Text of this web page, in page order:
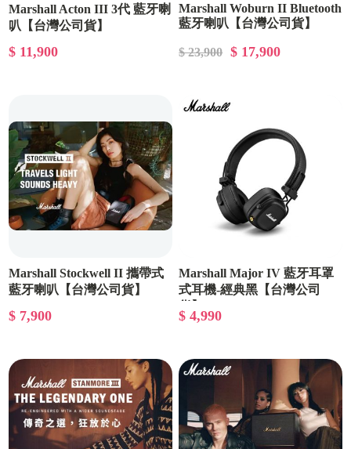
Marshall Acton III 3代 藍牙喇
叭【台灣公司貨】
$ 11,900
Marshall Woburn II Bluetooth
藍牙喇叭【台灣公司貨】
$ 23,900 $ 17,900
Marshall Stockwell II 攜帶式
藍牙喇叭【台灣公司貨】
$ 7,900
Marshall Major IV 藍牙耳罩
式耳機-經典黑【台灣公司
$ 4,990